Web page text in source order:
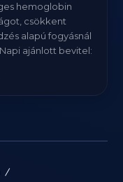
hemoglobin
csökkent
alapú fogyásnál
ajánlott bevitel: